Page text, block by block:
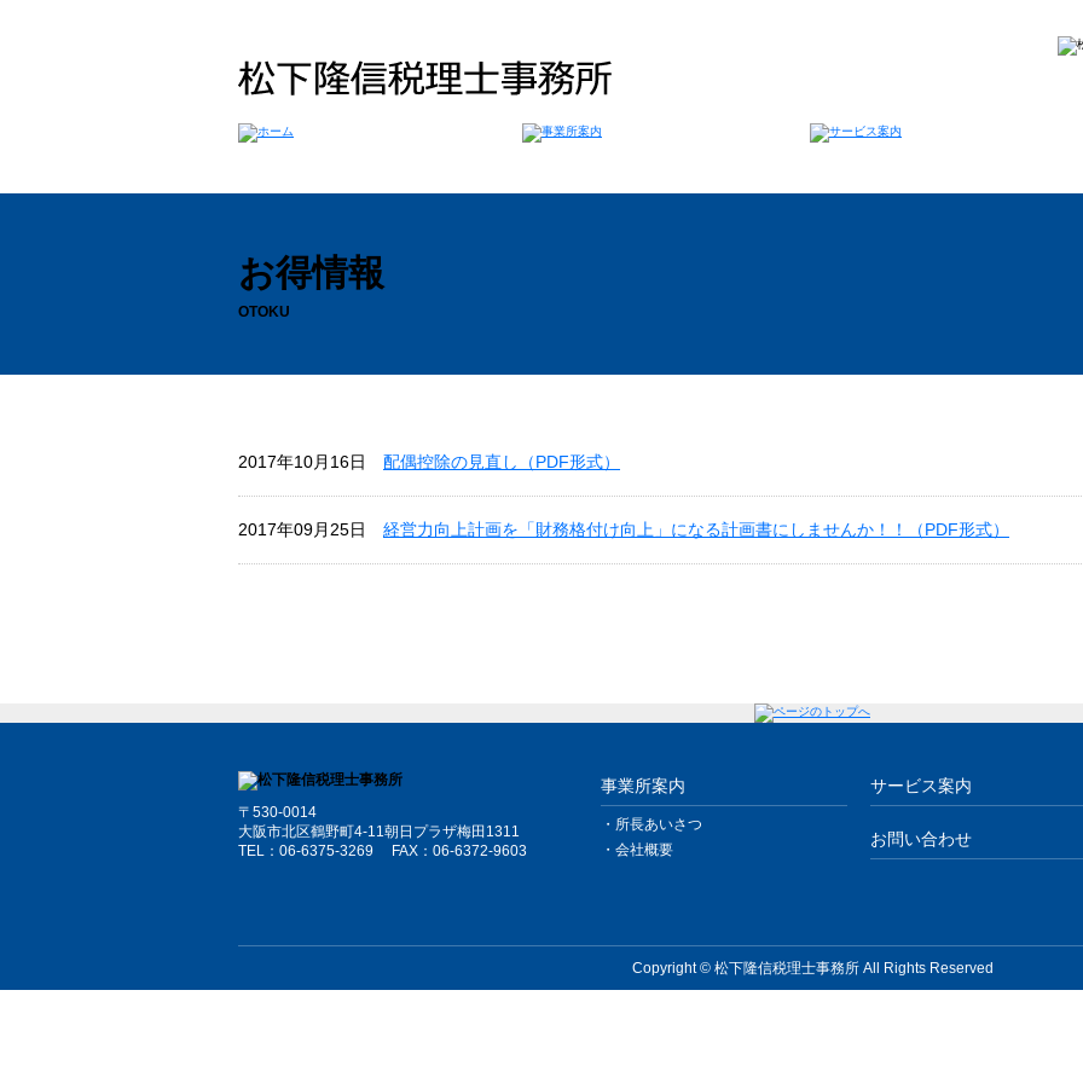
お得情報
OTOKU
2017年10月16日 配偶控除の見直し（PDF形式）
2017年09月25日 経営力向上計画を「財務格付け向上」になる計画書にしませんか！！（PDF形式）
〒530-0014
大阪市北区鶴野町4-11朝日プラザ梅田1311
TEL： 06-6375-3269 FAX：06-6372-9603
事業所案内
・所長あいさつ
・会社概要
サービス案内
お問い合わせ
Copyright © 松下隆信税理士事務所 All Rights Reserved